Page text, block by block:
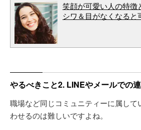
笑顔が可愛い人の特徴
シワ＆目がなくなると
やるべきこと2. LINEやメールでの
職場など同じコミュニティーに属して
わせるのは難しいですよね。